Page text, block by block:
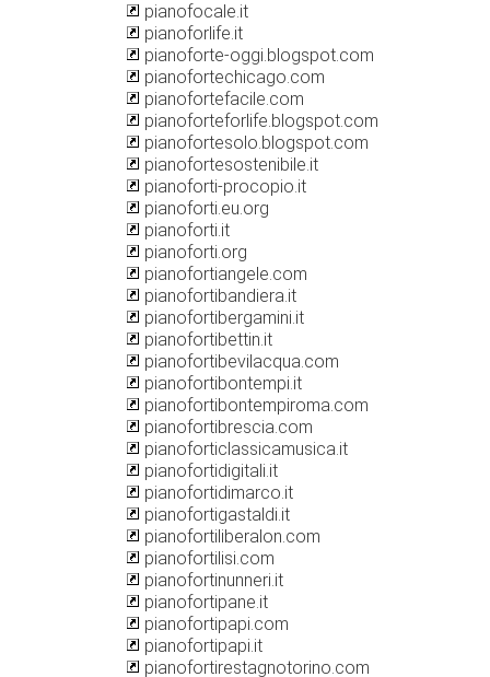
pianofocale.it
pianoforlife.it
pianoforte-oggi.blogspot.com
pianofortechicago.com
pianofortefacile.com
pianoforteforlife.blogspot.com
pianofortesolo.blogspot.com
pianofortesostenibile.it
pianoforti-procopio.it
pianoforti.eu.org
pianoforti.it
pianoforti.org
pianofortiangele.com
pianofortibandiera.it
pianofortibergamini.it
pianofortibettin.it
pianofortibevilacqua.com
pianofortibontempi.it
pianofortibontempiroma.com
pianofortibrescia.com
pianoforticlassicamusica.it
pianofortidigitali.it
pianofortidimarco.it
pianofortigastaldi.it
pianofortiliberalon.com
pianofortilisi.com
pianofortinunneri.it
pianofortipane.it
pianofortipapi.com
pianofortipapi.it
pianofortirestagnotorino.com